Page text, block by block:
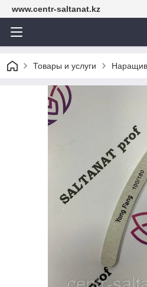
www.centr-saltanat.kz
Товары и услуги